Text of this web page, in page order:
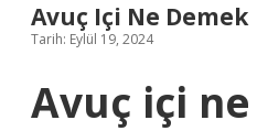
Avuç Içi Ne Demek
Tarih: Eylül 19, 2024
Avuç içi